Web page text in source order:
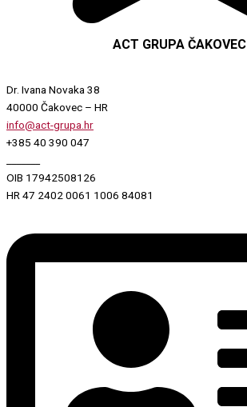
ACT GRUPA ČAKOVEC
Dr. Ivana Novaka 38
40000 Čakovec – HR
info@act-grupa.hr
+385 40 390 047
OIB 17942508126
HR 47 2402 0061 1006 84081